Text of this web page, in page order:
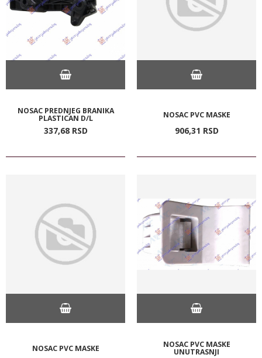
NOSAC PREDNJEG BRANIKA
PLASTICAN D/L
337,68 RSD
NOSAC PVC MASKE
906,31 RSD
NOSAC PVC MASKE NOSAC PVC MASKE
UNUTRASNJI